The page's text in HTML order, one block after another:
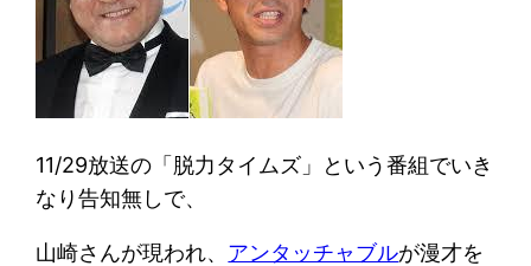
11/29放送の「脱力タイムズ」という番組でいき
なり告知無しで、
山崎さんが現われ、 アンタッチャブルが漫才を